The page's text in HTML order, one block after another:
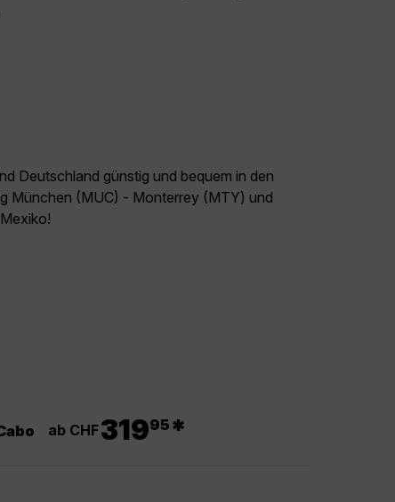
Deutschland günstig und bequem in den
München (MUC) - Monterrey (MTY) und
ab CHF31995 *